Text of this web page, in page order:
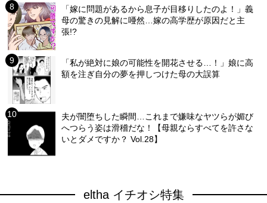
「嫁に問題があるから息子が目移りしたのよ！」義
母の驚きの見解に唖然…嫁の高学歴が原因だと主
張!?
「私が絶対に娘の可能性を開花させる…！」娘に高
額を注ぎ自分の夢を押しつけた母の大誤算
夫が闇堕ちした瞬間…これまで嫌味なヤツらが媚び
へつらう姿は滑稽だな！【母親ならすべてを許さな
いとダメですか？ Vol.28】
eltha イチオシ特集